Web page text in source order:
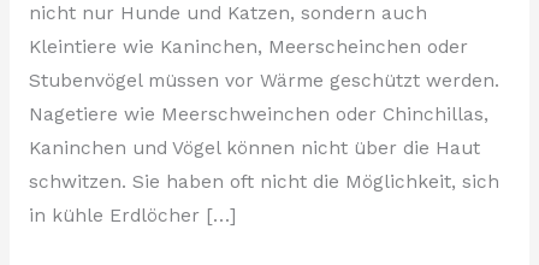
nicht nur Hunde und Katzen, sondern auch
Kleintiere wie Kaninchen, Meerscheinchen oder
Stubenvögel müssen vor Wärme geschützt werden.
Nagetiere wie Meerschweinchen oder Chinchillas,
Kaninchen und Vögel können nicht über die Haut
schwitzen. Sie haben oft nicht die Möglichkeit, sich
in kühle Erdlöcher […]